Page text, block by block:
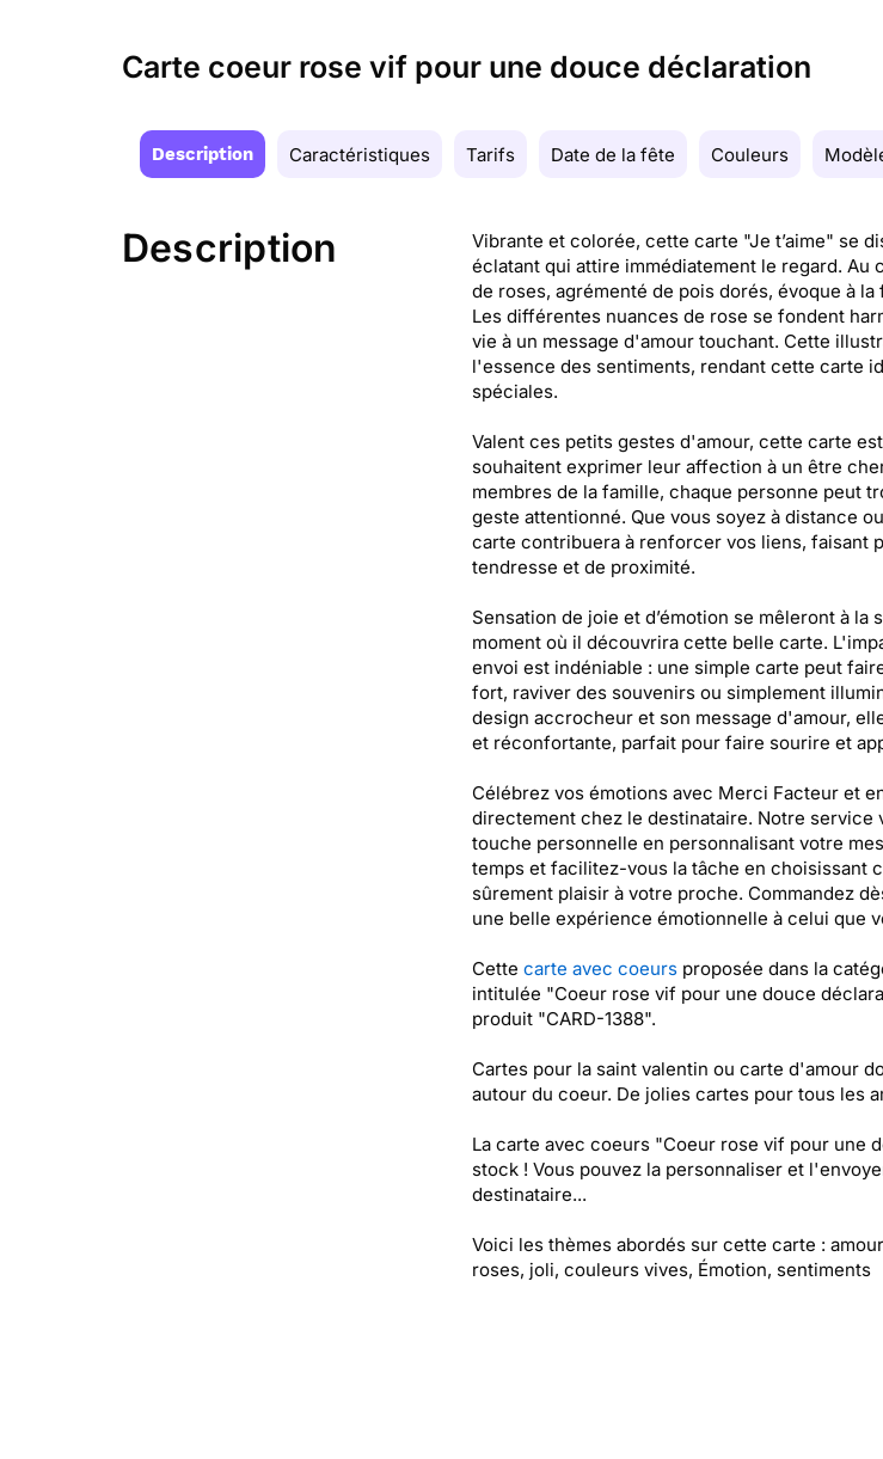
Carte coeur rose vif pour une douce déclaration
Description Caractéristiques Tarifs Date de la fête Couleurs
Description
Vibrante et colorée, cette carte "Je t’aime" se
éclatant qui attire immédiatement le regard.
de roses, agrémenté de pois dorés, évoque à
Les différentes nuances de rose se fondent
vie à un message d'amour touchant. Cette
l'essence des sentiments, rendant cette carte
spéciales.
Valent ces petits gestes d'amour, cette carte
souhaitent exprimer leur affection à un être
membres de la famille, chaque personne peut
geste attentionné. Que vous soyez à distance
carte contribuera à renforcer vos liens, faisant
tendresse et de proximité.
Sensation de joie et d’émotion se mêleront à la
moment où il découvrira cette belle carte.
envoi est indéniable : une simple carte peut
fort, raviver des souvenirs ou simplement
design accrocheur et son message d'amour,
et réconfortante, parfait pour faire sourire et
Célébrez vos émotions avec Merci Facteur et
directement chez le destinataire. Notre service
touche personnelle en personnalisant votre
temps et facilitez-vous la tâche en choisissant
sûrement plaisir à votre proche. Commandez
une belle expérience émotionnelle à celui que
Cette carte avec coeursproposée dans la
intitulée "Coeur rose vif pour une douce
produit "CARD-1388".
Cartes pour la saint valentin ou carte d'amour
autour du coeur. De jolies cartes pour tous les
La carte avec coeurs "Coeur rose vif pour une
stock ! Vous pouvez la personnaliser et
destinataire...
Voici les thèmes abordés sur cette carte :
roses, joli, couleurs vives, Émotion, sentiments